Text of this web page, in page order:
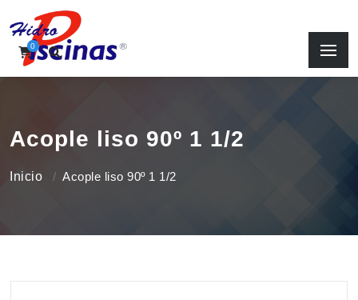
0
Acople liso 90º 1 1/2
Inicio Acople liso 90º 1 1/2